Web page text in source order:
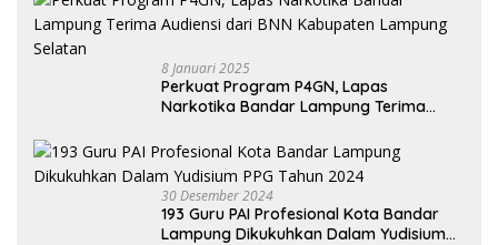
8 Januari 2025
Perkuat Program P4GN, Lapas
Narkotika Bandar Lampung Terima
Selatan
30 Desember 2024
193 Guru PAI Profesional Kota Bandar
Lampung Dikukuhkan Dalam Yudisium